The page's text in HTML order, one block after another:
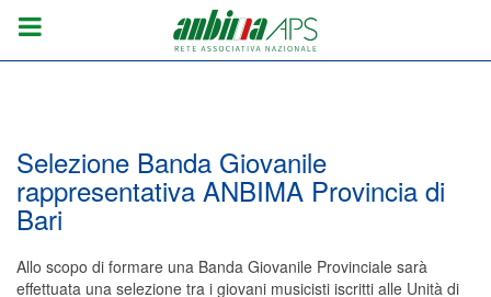
Selezione Banda Giovanile
rappresentativa ANBIMA Provincia di
Bari
Allo scopo di formare una Banda Giovanile Provinciale sarà
effettuata una selezione tra i giovani musicisti iscritti alle Unità di